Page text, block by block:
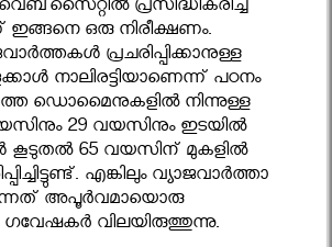
പ്രസിദ്ധീകരിച്ച
ഇങ്ങനെ ഒരു നിരീക്ഷണം.
പ്രചരിപ്പിക്കാനുള്ള
നാലിരട്ടിയാണെന്ന് പഠനം
ഡൊമൈനുകളില്‍ നിന്നുള്ള
29 വയസിനും ഇടയില്‍
കൂടുതല്‍ 65 വയസിന് മുകളില്‍
എങ്കിലും വ്യാജവാര്‍ത്താ
അപൂര്‍വമായൊരു
ഗവേഷകര്‍ വിലയിരുത്തുന്നു.